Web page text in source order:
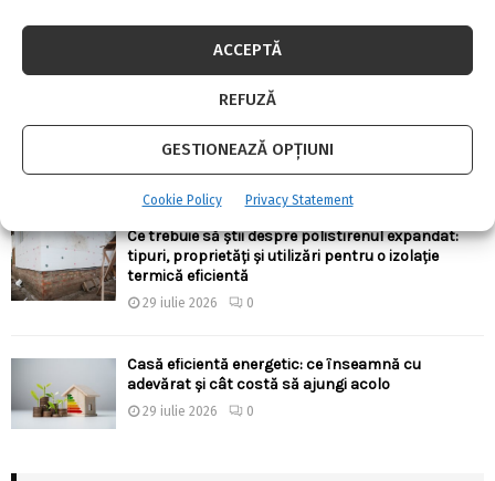
ACCEPTĂ
REFUZĂ
GESTIONEAZĂ OPȚIUNI
Cookie Policy Privacy Statement
Ergonomia în bucătărie: cum alegi înălțimile,
adâncimile și distanțele corecte pentru confort
zilnic
30 iulie 2026 0
Ce trebuie să știi despre polistirenul expandat:
tipuri, proprietăți și utilizări pentru o izolație
termică eficientă
29 iulie 2026 0
Casă eficientă energetic: ce înseamnă cu
adevărat și cât costă să ajungi acolo
29 iulie 2026 0